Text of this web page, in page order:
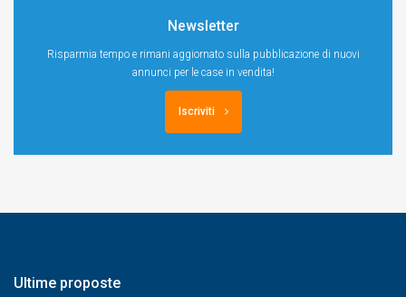
Newsletter
Risparmia tempo e rimani aggiornato sulla pubblicazione di nuovi
annunci per le case in vendita!
Iscriviti
Ultime proposte